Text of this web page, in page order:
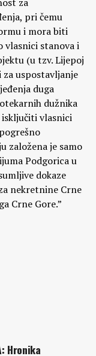
pri čemu
i mora biti
vlasnici stanova i
(u tzv. Lijepoj
uspostavljanje
duga
dužnika
vlasnici
založena je samo
Podgorica u
dokaze
nekretnine Crne
Crne Gore.”
Hronika